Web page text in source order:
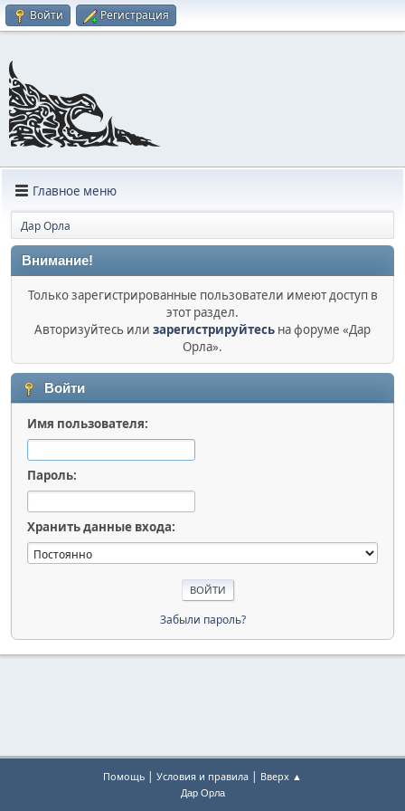
Войти Регистрация
Главное меню
Дар Орла
Внимание!
Только зарегистрированные пользователи имеют доступ в
этот раздел.
Авторизуйтесь или зарегистрируйтесь на форуме «Дар
Орла».
Войти
Имя пользователя:
Пароль:
Хранить данные входа:
Забыли пароль?
Помощь | Условия и правила | Вверх ▲
Дар Орла